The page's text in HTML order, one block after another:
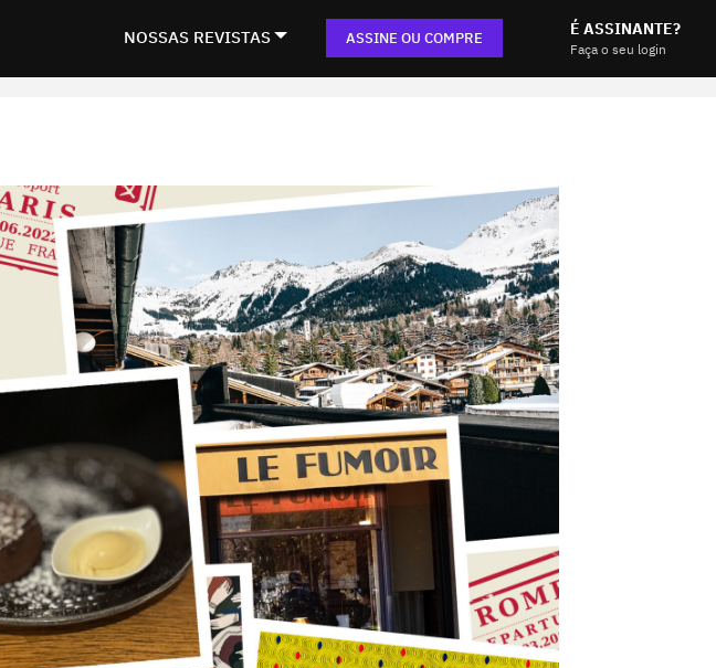
NOSSAS REVISTAS ASSINE OU COMPRE É ASSINANTE?
Faça o seu login
Week e mais um bônus